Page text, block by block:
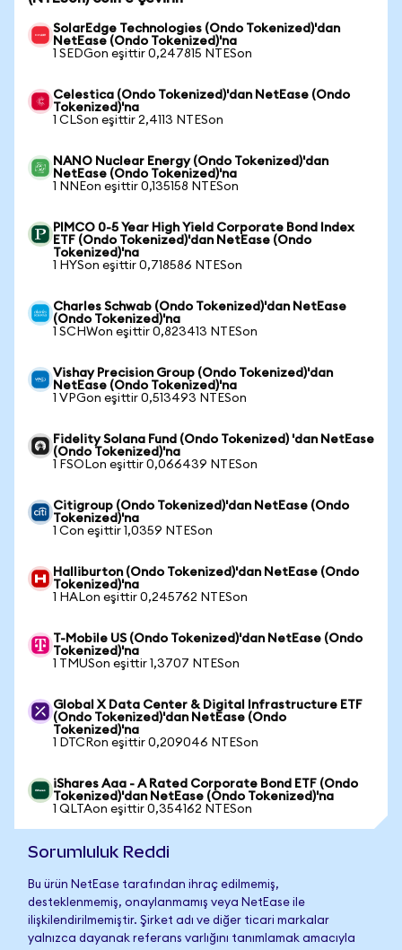
SolarEdge Technologies (Ondo Tokenized)'dan
NetEase (Ondo Tokenized)'na
1 SEDGon eşittir 0,247815 NTESon
Celestica (Ondo Tokenized)'dan NetEase (Ondo
Tokenized)'na
1 CLSon eşittir 2,4113 NTESon
NANO Nuclear Energy (Ondo Tokenized)'dan
NetEase (Ondo Tokenized)'na
1 NNEon eşittir 0,135158 NTESon
PIMCO 0-5 Year High Yield Corporate Bond Index
ETF (Ondo Tokenized)'dan NetEase (Ondo
Tokenized)'na
1 HYSon eşittir 0,718586 NTESon
Charles Schwab (Ondo Tokenized)'dan NetEase
(Ondo Tokenized)'na
1 SCHWon eşittir 0,823413 NTESon
Vishay Precision Group (Ondo Tokenized)'dan
NetEase (Ondo Tokenized)'na
1 VPGon eşittir 0,513493 NTESon
Fidelity Solana Fund (Ondo Tokenized) 'dan NetEase
(Ondo Tokenized)'na
1 FSOLon eşittir 0,066439 NTESon
Citigroup (Ondo Tokenized)'dan NetEase (Ondo
Tokenized)'na
1 Con eşittir 1,0359 NTESon
Halliburton (Ondo Tokenized)'dan NetEase (Ondo
Tokenized)'na
1 HALon eşittir 0,245762 NTESon
T-Mobile US (Ondo Tokenized)'dan NetEase (Ondo
Tokenized)'na
1 TMUSon eşittir 1,3707 NTESon
Global X Data Center & Digital Infrastructure ETF
(Ondo Tokenized)'dan NetEase (Ondo
Tokenized)'na
1 DTCRon eşittir 0,209046 NTESon
iShares Aaa - A Rated Corporate Bond ETF (Ondo
Tokenized)'dan NetEase (Ondo Tokenized)'na
1 QLTAon eşittir 0,354162 NTESon
Sorumluluk Reddi
Bu ürün NetEase tarafından ihraç edilmemiş,
desteklenmemiş, onaylanmamış veya NetEase ile
ilişkilendirilmemiştir. Şirket adı ve diğer ticari markalar
yalnızca dayanak referans varlığını tanımlamak amacıyla